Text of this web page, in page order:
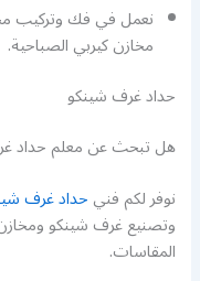
نعمل في فك وتركيب
مخازن كيربي الصباحية.
حداد غرف شينكو
هل تبحث عن معلم حداد
نوفر لكم فنيحداد غرف
وتصنيع غرف شينكو
المقاسات.